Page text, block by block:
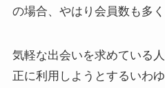
の場合、やはり会員数も多く
気軽な出会いを求めている
正に利用しようとするいわ